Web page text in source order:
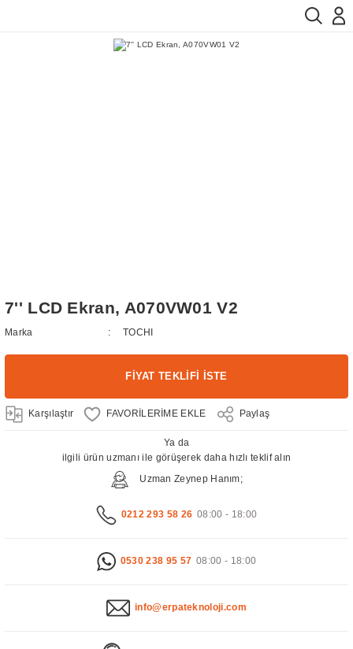
7'' LCD Ekran, A070VW01 V2
Marka TOCHI
FİYAT TEKLİFİ İSTE
Karşılaştır Paylaş
Ya da
ilgili ürün uzmanı ile görüşerek daha hızlı teklif alın
Uzman Zeynep Hanım;
0212 293 58 26 08:00 - 18:00
0530 238 95 57 08:00 - 18:00
info@erpateknoloji.com